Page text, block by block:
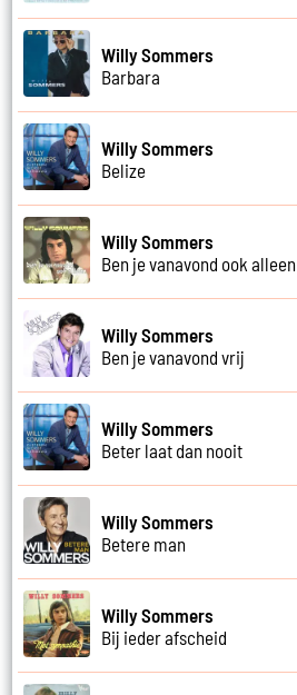
Willy Sommers
Barbara
Willy Sommers
Belize
Willy Sommers
Ben je vanavond ook alleen
Willy Sommers
Ben je vanavond vrij
Willy Sommers
Beter laat dan nooit
Willy Sommers
Betere man
Willy Sommers
Bij ieder afscheid